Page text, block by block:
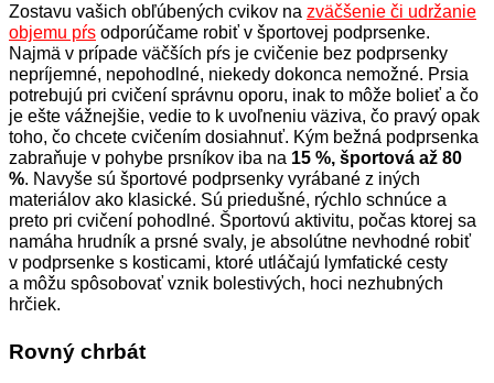
Zostavu vašich obľúbených cvikov na zväčšenie či udržanie
objemu pŕs odporúčame robiť v športovej podprsenke.
Najmä v prípade väčších pŕs je cvičenie bez podprsenky
nepríjemné, nepohodlné, niekedy dokonca nemožné. Prsia
potrebujú pri cvičení správnu oporu, inak to môže bolieť a čo
je ešte vážnejšie, vedie to k uvoľneniu väziva, čo pravý opak
toho, čo chcete cvičením dosiahnuť. Kým bežná podprsenka
zabraňuje v pohybe prsníkov iba na 15 %, športová až 80
%. Navyše sú športové podprsenky vyrábané z iných
materiálov ako klasické. Sú priedušné, rýchlo schnúce a
preto pri cvičení pohodlné. Športovú aktivitu, počas ktorej sa
namáha hrudník a prsné svaly, je absolútne nevhodné robiť
v podprsenke s kosticami, ktoré utláčajú lymfatické cesty
a môžu spôsobovať vznik bolestivých, hoci nezhubných
hrčiek.
Rovný chrbát